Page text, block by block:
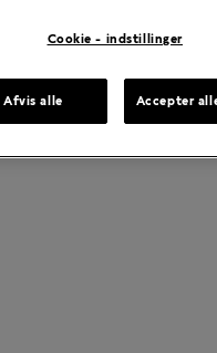
Cookie - indstillinger
Afvis alle Accepter